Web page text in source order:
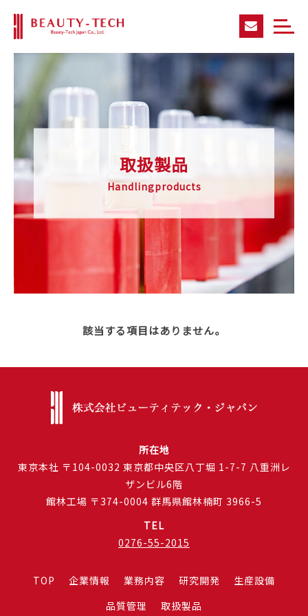
取扱製品
Handlingproducts
該当する項目はありません。
所在地
東京本社 〒104-0032 東京都中央区八丁堀 1-7-7 八重洲レ
ザンビル6階
館林工場 〒374-0004 群馬県館林楠町 3966-5
TEL
0276-55-2015
TOP 企業情報 業務内容 研究開発
生産設備
品質管理
取扱製品